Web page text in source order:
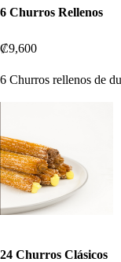
6 Churros Rellenos
₡9,600
6 Churros rellenos de
24 Churros Clásicos